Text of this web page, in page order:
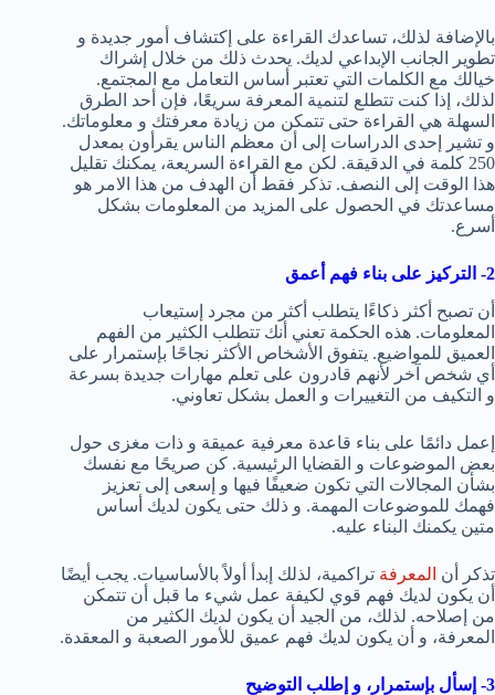
بالإضافة لذلك، تساعدك القراءة على إكتشاف أمور جديدة و
تطوير الجانب الإبداعي لديك. يحدث ذلك من خلال إشراك
خيالك مع الكلمات التي تعتبر أساس التعامل مع المجتمع.
لذلك، إذا كنت تتطلع لتنمية المعرفة سريعًا، فإن أحد الطرق
السهلة هي القراءة حتى تتمكن من زيادة معرفتك و معلوماتك.
و تشير إحدى الدراسات إلى أن معظم الناس يقرأون بمعدل
250 كلمة في الدقيقة. لكن مع القراءة السريعة، يمكنك تقليل
هذا الوقت إلى النصف. تذكر فقط أن الهدف من هذا الامر هو
مساعدتك في الحصول على المزيد من المعلومات بشكل
أسرع.
2- التركيز على بناء فهم أعمق
أن تصبح أكثر ذكاءًا يتطلب أكثر من مجرد إستيعاب
المعلومات. هذه الحكمة تعني أنك تتطلب الكثير من الفهم
العميق للمواضيع. يتفوق الأشخاص الأكثر نجاحًا بإستمرار على
أي شخص آخر لأنهم قادرون على تعلم مهارات جديدة بسرعة
و التكيف من التغييرات و العمل بشكل تعاوني.
إعمل دائمًا على بناء قاعدة معرفية عميقة و ذات مغزى حول
بعض الموضوعات و القضايا الرئيسية. كن صريحًا مع نفسك
بشأن المجالات التي تكون ضعيفًا فيها و إسعى إلى تعزيز
فهمك للموضوعات المهمة. و ذلك حتى يكون لديك أساس
متين يكمنك البناء عليه.
تذكر أن المعرفة تراكمية، لذلك إبدأ أولاً بالأساسيات. يجب أيضًا
أن يكون لديك فهم قوي لكيفة عمل شيء ما قبل أن تتمكن
من إصلاحه. لذلك، من الجيد أن يكون لديك الكثير من
المعرفة، و أن يكون لديك فهم عميق للأمور الصعبة و المعقدة.
3- إسأل بإستمرار، و إطلب التوضيح